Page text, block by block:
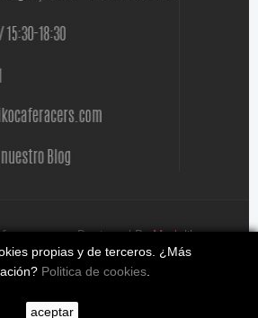
propias y de terceros. ¿Más
Politica de cookies.
aceptar
Designed By Modeliko